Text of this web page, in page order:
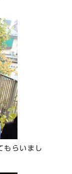
もらいまし